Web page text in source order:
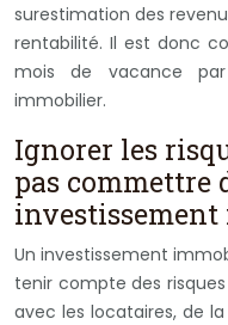
surestimation des
rentabilité. Il est donc
mois de vacance
immobilier.
Ignorer les
pas commettre
Un investissement
tenir compte des
avec les locataires, de